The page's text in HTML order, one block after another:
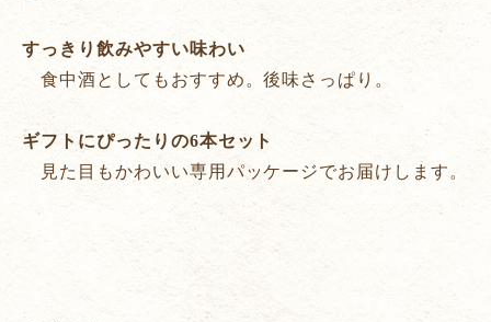
すっきり飲みやすい味わい
食中酒としてもおすすめ。後味さっぱり。
ギフトにぴったりの6本セット
見た目もかわいい専用パッケージでお届けします。